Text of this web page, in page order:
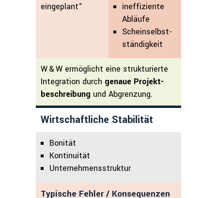
eingeplant“
ineffiziente
Abläufe
Schein­selbst­
ständigkeit
W & W ermöglicht eine strukturierte
Integration durch genaue Projekt­
beschreibung und Abgrenzung.
Wirtschaftliche Stabilität
Bonität
Kontinuität
Unternehmensstruktur
Typische Fehler / Konsequenzen